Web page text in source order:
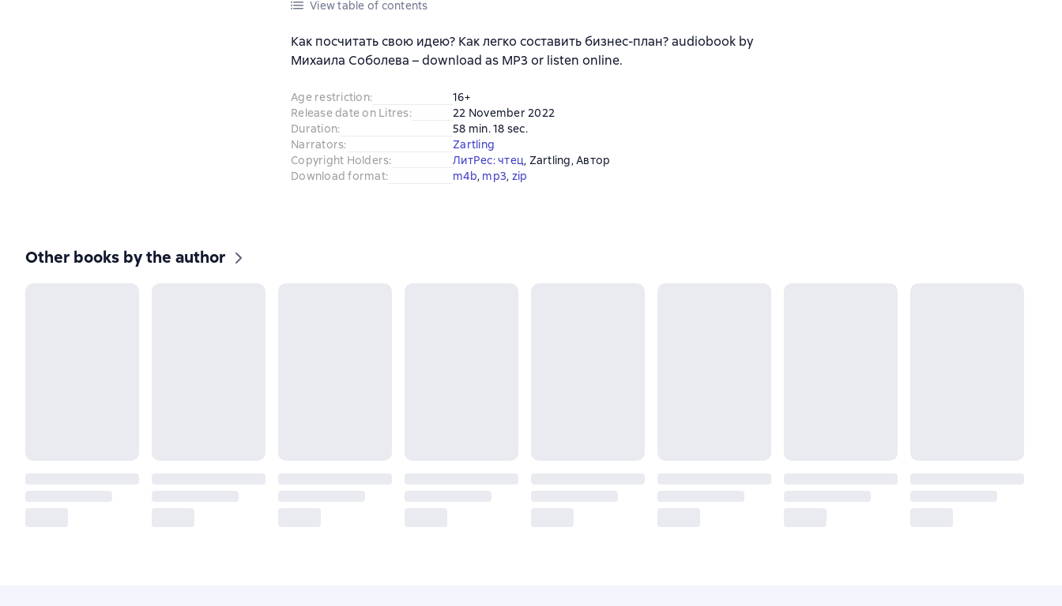
View table of contents
Как посчитать свою идею? Как легко составить бизнес-план? audiobook by
Михаила Соболева – download as MP3 or listen online.
Age restriction:
16+
Release date on Litres:
22 November 2022
Duration:
58 min. 18 sec.
Narrators:
Zartling
Copyright Holders: ЛитРес: чтец, Zartling, Автор
Download format: m4b, mp3, zip
Other books by the author